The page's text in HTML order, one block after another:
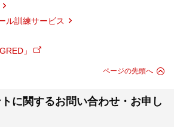
ル訓練サービス
」
ページの先頭へ
に関するお問い合わせ・お申し